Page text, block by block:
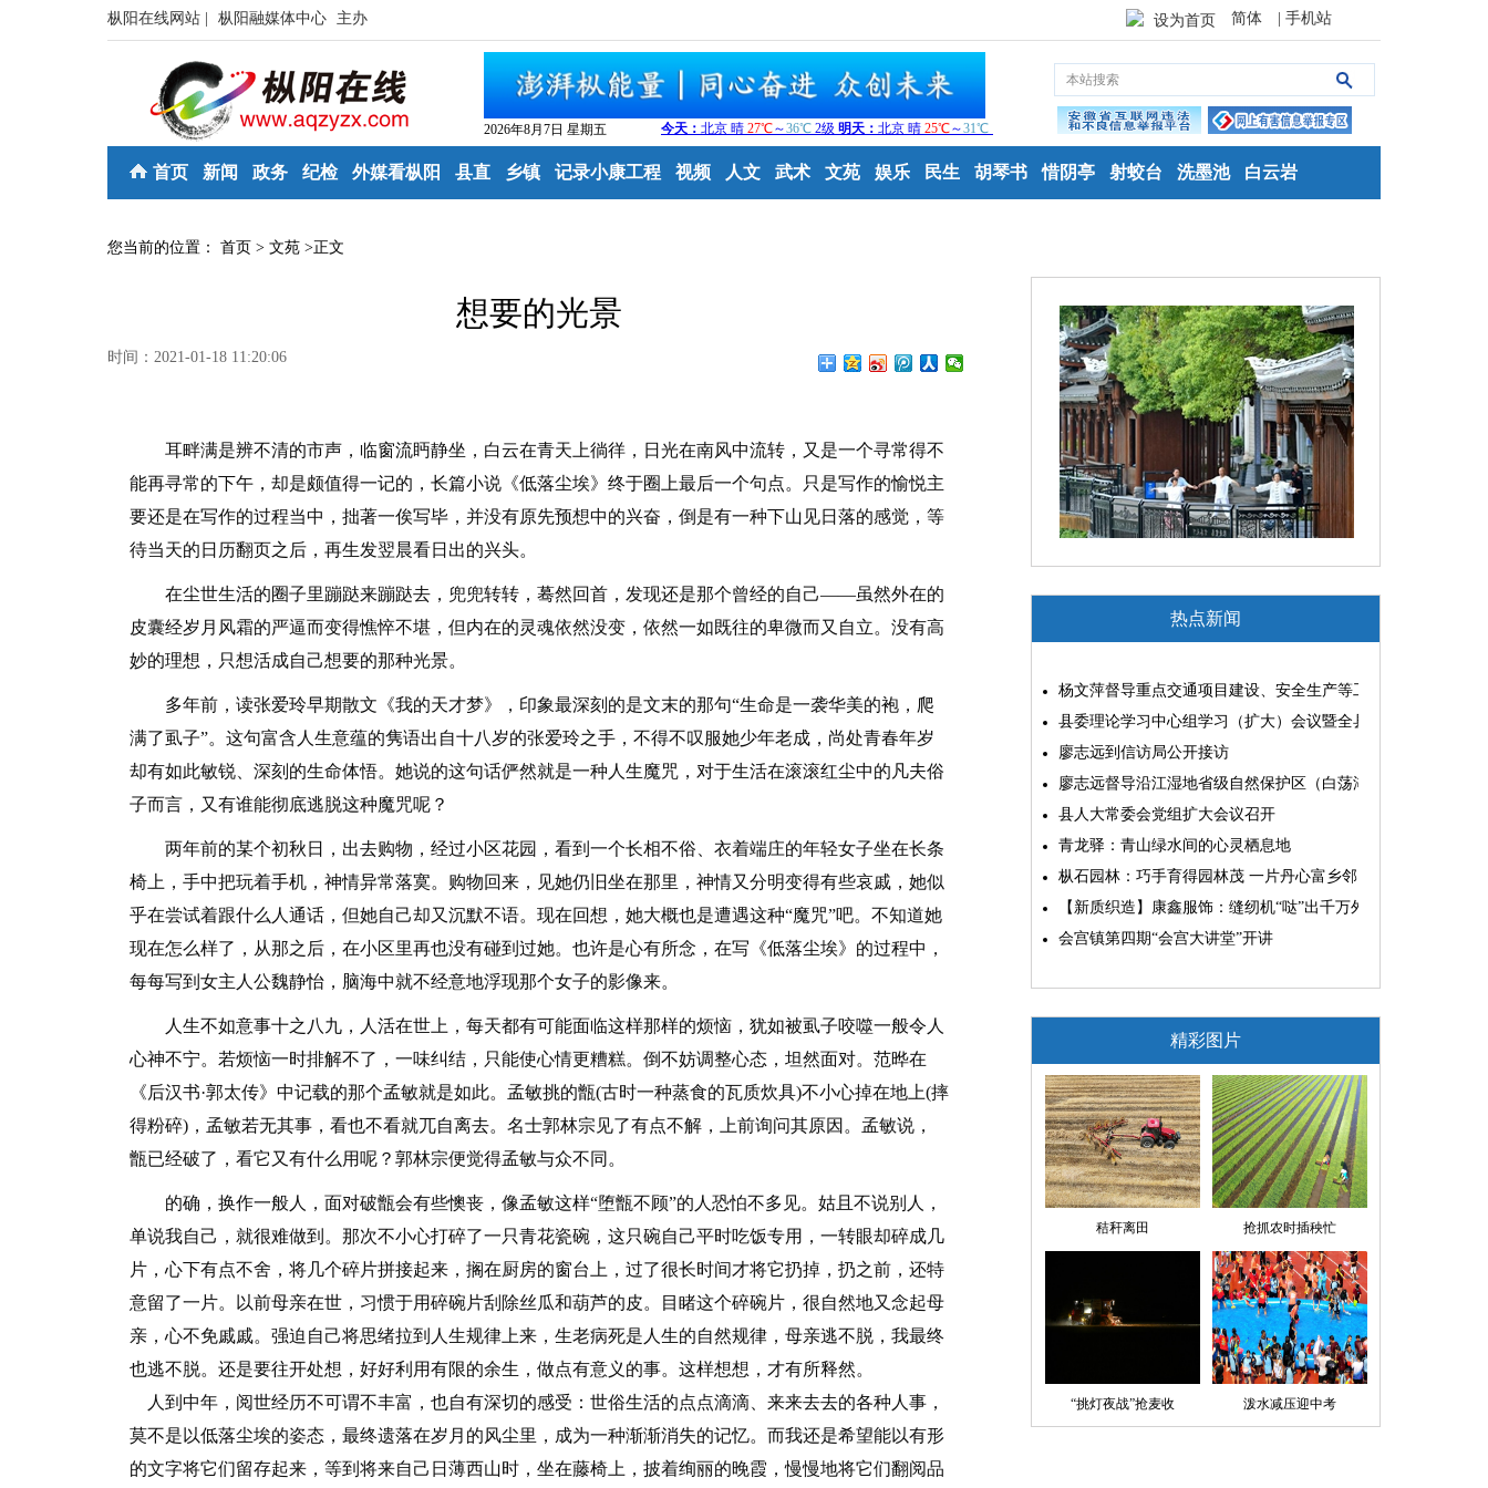
枞阳在线网站 | 枞阳融媒体中心 主办 设为首页 简体 | 手机站
2026年8月7日 星期五
首页 新闻 政务 纪检 外媒看枞阳 县直 乡镇 记录小康工程 视频 人文 武术 文苑 娱乐 民生 胡琴书 惜阴亭 射蛟台 洗墨池 白云岩
您当前的位置： 首页 > 文苑 >正文
想要的光景
时间：2021-01-18 11:20:06
耳畔满是辨不清的市声，临窗流眄静坐，白云在青天上徜徉，日光在南风中流转，又是一个寻常得不
能再寻常的下午，却是颇值得一记的，长篇小说《低落尘埃》终于圈上最后一个句点。只是写作的愉悦主
要还是在写作的过程当中，拙著一俟写毕，并没有原先预想中的兴奋，倒是有一种下山见日落的感觉，等
待当天的日历翻页之后，再生发翌晨看日出的兴头。
在尘世生活的圈子里蹦跶来蹦跶去，兜兜转转，蓦然回首，发现还是那个曾经的自己——虽然外在的
皮囊经岁月风霜的严逼而变得憔悴不堪，但内在的灵魂依然没变，依然一如既往的卑微而又自立。没有高
妙的理想，只想活成自己想要的那种光景。
多年前，读张爱玲早期散文《我的天才梦》，印象最深刻的是文末的那句“生命是一袭华美的袍，爬
满了虱子”。这句富含人生意蕴的隽语出自十八岁的张爱玲之手，不得不叹服她少年老成，尚处青春年岁
却有如此敏锐、深刻的生命体悟。她说的这句话俨然就是一种人生魔咒，对于生活在滚滚红尘中的凡夫俗
子而言，又有谁能彻底逃脱这种魔咒呢？
两年前的某个初秋日，出去购物，经过小区花园，看到一个长相不俗、衣着端庄的年轻女子坐在长条
椅上，手中把玩着手机，神情异常落寞。购物回来，见她仍旧坐在那里，神情又分明变得有些哀戚，她似
乎在尝试着跟什么人通话，但她自己却又沉默不语。现在回想，她大概也是遭遇这种“魔咒”吧。不知道她
现在怎么样了，从那之后，在小区里再也没有碰到过她。也许是心有所念，在写《低落尘埃》的过程中，
每每写到女主人公魏静怡，脑海中就不经意地浮现那个女子的影像来。
人生不如意事十之八九，人活在世上，每天都有可能面临这样那样的烦恼，犹如被虱子咬噬一般令人
心神不宁。若烦恼一时排解不了，一味纠结，只能使心情更糟糕。倒不妨调整心态，坦然面对。范晔在
《后汉书·郭太传》中记载的那个孟敏就是如此。孟敏挑的甑(古时一种蒸食的瓦质炊具)不小心掉在地上(摔
得粉碎)，孟敏若无其事，看也不看就兀自离去。名士郭林宗见了有点不解，上前询问其原因。孟敏说，
甑已经破了，看它又有什么用呢？郭林宗便觉得孟敏与众不同。
的确，换作一般人，面对破甑会有些懊丧，像孟敏这样“堕甑不顾”的人恐怕不多见。姑且不说别人，
单说我自己，就很难做到。那次不小心打碎了一只青花瓷碗，这只碗自己平时吃饭专用，一转眼却碎成几
片，心下有点不舍，将几个碎片拼接起来，搁在厨房的窗台上，过了很长时间才将它扔掉，扔之前，还特
意留了一片。以前母亲在世，习惯于用碎碗片刮除丝瓜和葫芦的皮。目睹这个碎碗片，很自然地又念起母
亲，心不免戚戚。强迫自己将思绪拉到人生规律上来，生老病死是人生的自然规律，母亲逃不脱，我最终
也逃不脱。还是要往开处想，好好利用有限的余生，做点有意义的事。这样想想，才有所释然。
人到中年，阅世经历不可谓不丰富，也自有深切的感受：世俗生活的点点滴滴、来来去去的各种人事，
莫不是以低落尘埃的姿态，最终遗落在岁月的风尘里，成为一种渐渐消失的记忆。而我还是希望能以有形
的文字将它们留存起来，等到将来自己日薄西山时，坐在藤椅上，披着绚丽的晚霞，慢慢地将它们翻阅品
热点新闻
杨文萍督导重点交通项目建设、安全生产等工作
县委理论学习中心组学习（扩大）会议暨全县“两为”能力素质
廖志远到信访局公开接访
廖志远督导沿江湿地省级自然保护区（白荡湖片区）问题整改
县人大常委会党组扩大会议召开
青龙驿：青山绿水间的心灵栖息地
枞石园林：巧手育得园林茂 一片丹心富乡邻
【新质织造】康鑫服饰：缝纫机“哒”出千万外贸大生意
会宫镇第四期“会宫大讲堂”开讲
精彩图片
秸秆离田 抢抓农时插秧忙
“挑灯夜战”抢麦收 泼水减压迎中考